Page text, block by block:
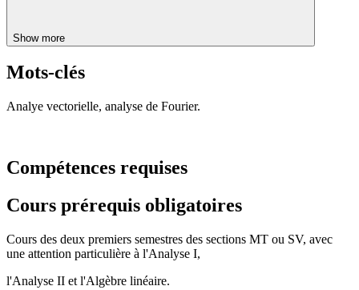
Show more
Mots-clés
Analye vectorielle, analyse de Fourier.
Compétences requises
Cours prérequis obligatoires
Cours des deux premiers semestres des sections MT ou SV, avec
une attention particulière à l'Analyse I,
l'Analyse II et l'Algèbre linéaire.